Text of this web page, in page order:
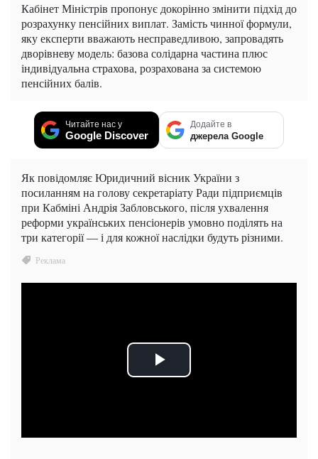
Кабінет Міністрів пропонує докорінно змінити підхід до
розрахунку пенсійних виплат. Замість чинної формули,
яку експерти вважають несправедливою, запровадять
дворівневу модель: базова солідарна частина плюс
індивідуальна страхова, розрахована за системою
пенсійних балів.
Читайте нас у
Google Discover
Додайте в
джерела Google
Як повідомляє Юридичний вісник України з
посиланням на голову секретаріату Ради підприємців
при Кабміні Андрія Забловського, після ухвалення
реформи українських пенсіонерів умовно поділять на
три категорії — і для кожної наслідки будуть різними.